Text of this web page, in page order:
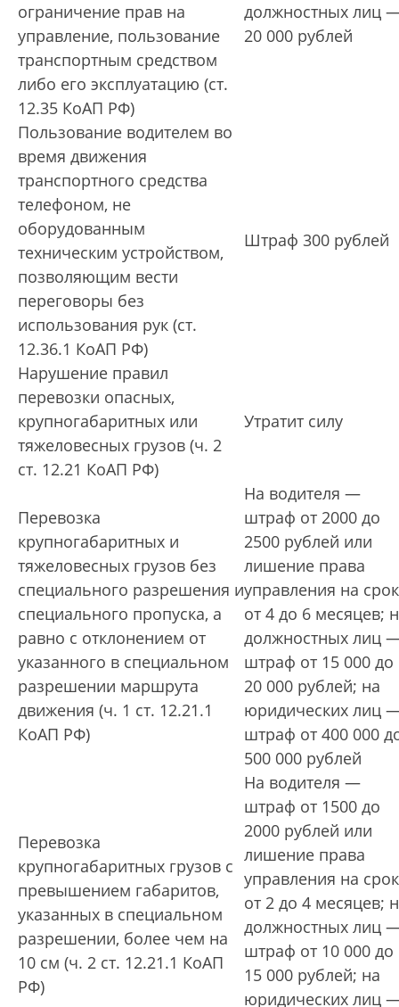
ограничение прав на
управление, пользование
транспортным средством
либо его эксплуатацию (ст.
12.35 КоАП РФ)
должностных лиц
20 000 рублей
Пользование водителем во
время движения
транспортного средства
телефоном, не
оборудованным
техническим устройством,
позволяющим вести
переговоры без
использования рук (ст.
12.36.1 КоАП РФ)
Штраф 300 рублей
Нарушение правил
перевозки опасных,
крупногабаритных или
тяжеловесных грузов (ч. 2
ст. 12.21 КоАП РФ)
Утратит силу
Перевозка
крупногабаритных и
тяжеловесных грузов без
специального разрешения и
специального пропуска, а
равно с отклонением от
указанного в специальном
разрешении маршрута
движения (ч. 1 ст. 12.21.1
КоАП РФ)
На водителя —
штраф от 2000 до
2500 рублей или
лишение права
управления на срок
от 4 до 6 месяцев;
должностных лиц
штраф от 15 000 до
20 000 рублей; на
юридических лиц
штраф от 400 000
500 000 рублей
Перевозка
крупногабаритных грузов с
превышением габаритов,
указанных в специальном
разрешении, более чем на
10 см (ч. 2 ст. 12.21.1 КоАП
РФ)
На водителя —
штраф от 1500 до
2000 рублей или
лишение права
управления на срок
от 2 до 4 месяцев;
должностных лиц
штраф от 10 000 до
15 000 рублей; на
юридических лиц